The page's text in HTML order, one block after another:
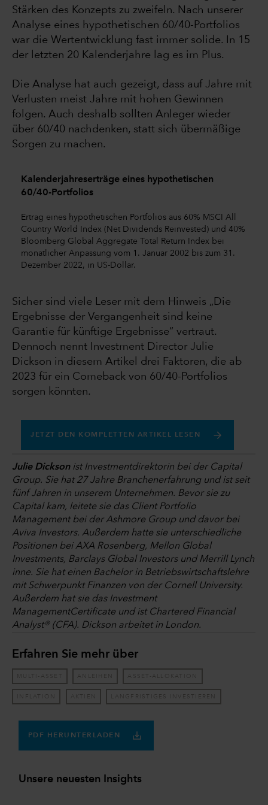
Stärken des Konzepts zu zweifeln. Nach unserer
Analyse eines hypothetischen 60/40-Portfolios
war die Wertentwicklung fast immer solide. In 15
der letzten 20 Kalenderjahre lag es im Plus.
Die Analyse hat auch gezeigt, dass auf Jahre mit
Verlusten meist Jahre mit hohen Gewinnen
folgen. Auch deshalb sollten Anleger wieder
über 60/40 nachdenken, statt sich übermäßige
Sorgen zu machen.
Kalenderjahreserträge eines hypothetischen
60/40-Portfolios
Ertrag eines hypothetischen Portfolios aus 60% MSCI All
Country World Index (Net Dividends Reinvested) und 40%
Bloomberg Global Aggregate Total Return Index bei
monatlicher Anpassung vom 1. Januar 2002 bis zum 31.
Dezember 2022, in US-Dollar.
Sicher sind viele Leser mit dem Hinweis „Die
Ergebnisse der Vergangenheit sind keine
Garantie für künftige Ergebnisse“ vertraut.
Dennoch nennt Investment Director Julie
Dickson in diesem Artikel drei Faktoren, die ab
2023 für ein Comeback von 60/40-Portfolios
sorgen könnten.
JETZT DEN KOMPLETTEN ARTIKEL LESEN
Julie Dickson ist Investmentdirektorin bei der Capital
Group. Sie hat 27 Jahre Branchenerfahrung und ist seit
fünf Jahren in unserem Unternehmen. Bevor sie zu
Capital kam, leitete sie das Client Portfolio
Management bei der Ashmore Group und davor bei
Aviva Investors. Außerdem hatte sie unterschiedliche
Positionen bei AXA Rosenberg, Mellon Global
Investments, Barclays Global Investors und Merrill Lynch
inne. Sie hat einen Bachelor in Betriebswirtschaftslehre
mit Schwerpunkt Finanzen von der Cornell University.
Außerdem hat sie das Investment
ManagementCertificate und ist Chartered Financial
Analyst® (CFA). Dickson arbeitet in London.
Erfahren Sie mehr über
MULTI-ASSET ANLEIHEN ASSET-ALLOKATION
INFLATION AKTIEN LANGFRISTIGES INVESTIEREN
PDF HERUNTERLADEN
Unsere neuesten Insights